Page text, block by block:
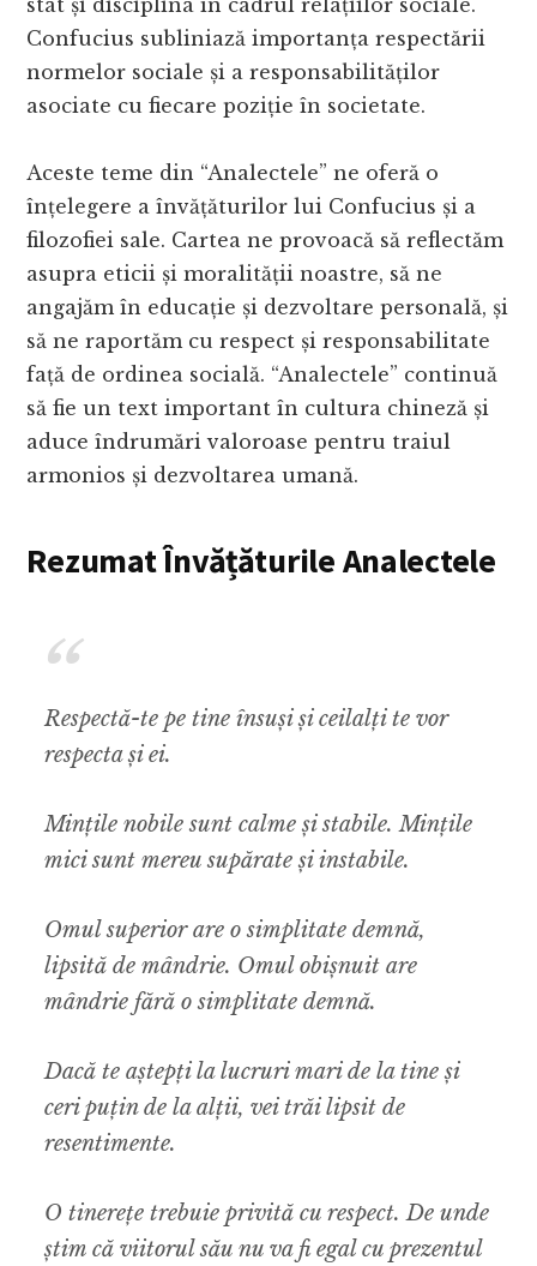
stat și disciplina în cadrul relațiilor sociale.
Confucius subliniază importanța respectării
normelor sociale și a responsabilităților
asociate cu fiecare poziție în societate.
Aceste teme din “Analectele” ne oferă o
înțelegere a învățăturilor lui Confucius și a
filozofiei sale. Cartea ne provoacă să reflectăm
asupra eticii și moralității noastre, să ne
angajăm în educație și dezvoltare personală, și
să ne raportăm cu respect și responsabilitate
față de ordinea socială. “Analectele” continuă
să fie un text important în cultura chineză și
aduce îndrumări valoroase pentru traiul
armonios și dezvoltarea umană.
Rezumat Învățăturile Analectele
Respectă-te pe tine însuși și ceilalți te vor
respecta și ei.
Mințile nobile sunt calme și stabile. Mințile
mici sunt mereu supărate și instabile.
Omul superior are o simplitate demnă,
lipsită de mândrie. Omul obișnuit are
mândrie fără o simplitate demnă.
Dacă te aștepți la lucruri mari de la tine și
ceri puțin de la alții, vei trăi lipsit de
resentimente.
O tinerețe trebuie privită cu respect. De unde
știm că viitorul său nu va fi egal cu prezentul